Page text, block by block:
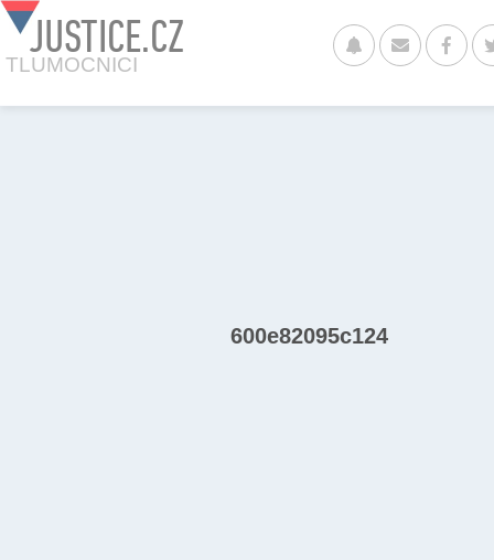
JUSTICE.CZ
TLUMOCNICI
600e82095c124